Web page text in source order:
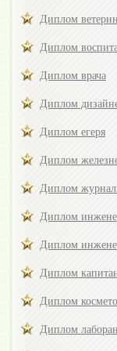
Диплом
Диплом
Диплом врача
Диплом
Диплом егеря
Диплом
Диплом
Диплом
Диплом
Диплом
Диплом
Диплом